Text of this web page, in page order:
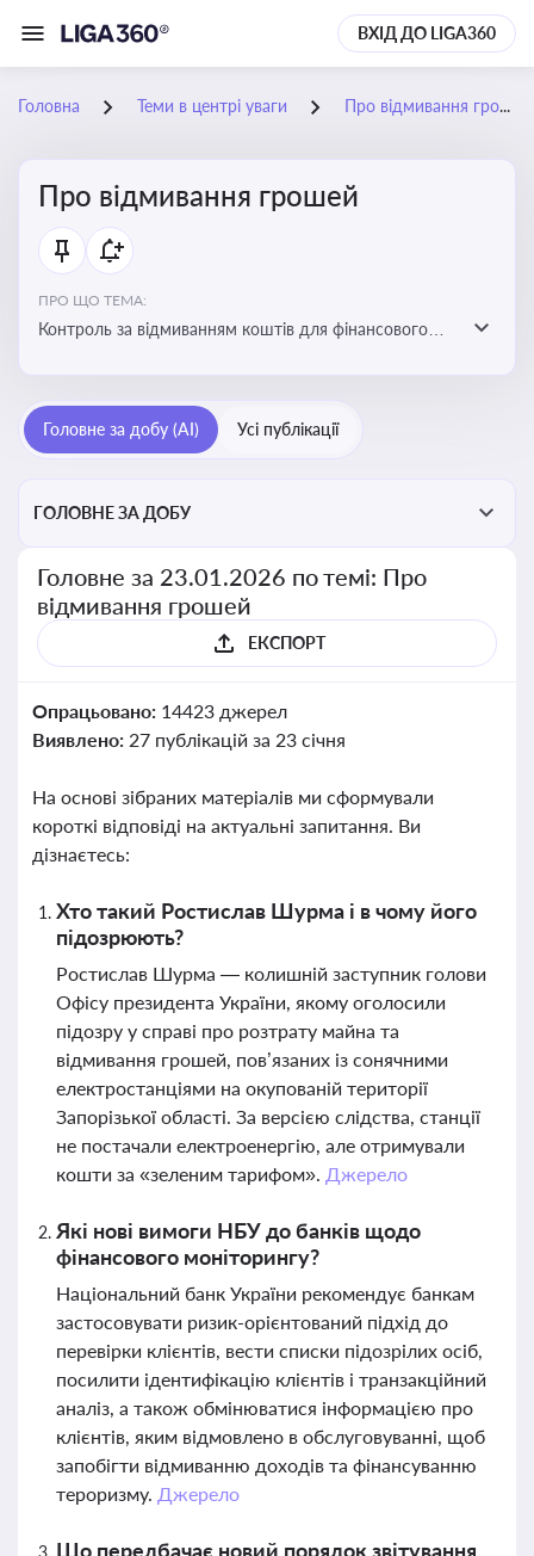
ВХІД ДО LIGA360
Головна Теми в центрі уваги Про відмивання грошей
Про відмивання грошей
ПРО ЩО ТЕМА:
Контроль за відмиванням коштів для фінансового
сплати податків. Вбудовування AML у договори та
Головне за добу (AI) Усі публікації
ГОЛОВНЕ ЗА ДОБУ
Головне за 23.01.2026 по темі: Про
відмивання грошей
ЕКСПОРТ
Опрацьовано: 14423 джерел
Виявлено: 27 публікацій за 23 січня
На основі зібраних матеріалів ми сформували
короткі відповіді на актуальні запитання. Ви
дізнаєтесь:
Хто такий Ростислав Шурма і в чому його
підозрюють?
Ростислав Шурма — колишній заступник голови
Офісу президента України, якому оголосили
підозру у справі про розтрату майна та
відмивання грошей, пов’язаних із сонячними
електростанціями на окупованій території
Запорізької області. За версією слідства, станції
не постачали електроенергію, але отримували
кошти за «зеленим тарифом». Джерело
Які нові вимоги НБУ до банків щодо
фінансового моніторингу?
Національний банк України рекомендує банкам
застосовувати ризик-орієнтований підхід до
перевірки клієнтів, вести списки підозрілих осіб,
посилити ідентифікацію клієнтів і транзакційний
аналіз, а також обмінюватися інформацією про
клієнтів, яким відмовлено в обслуговуванні, щоб
запобігти відмиванню доходів та фінансуванню
тероризму. Джерело
Що передбачає новий порядок звітування